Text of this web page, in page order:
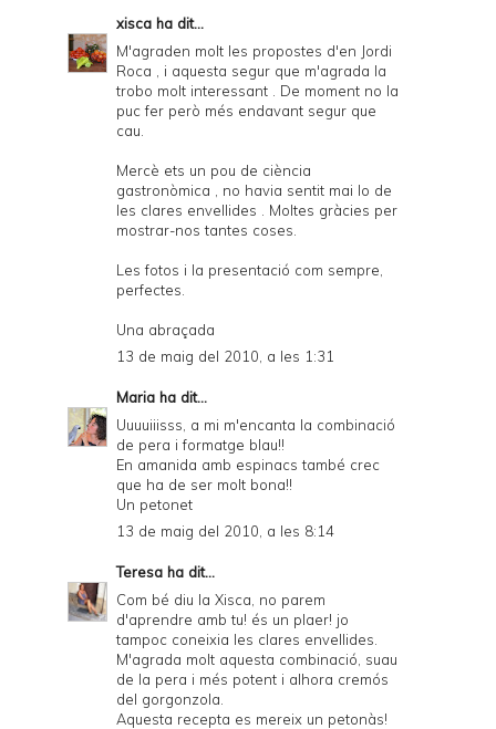
xisca ha dit...
M'agraden molt les propostes d'en Jordi
Roca , i aquesta segur que m'agrada la
trobo molt interessant . De moment no la
puc fer però més endavant segur que
cau.
Mercè ets un pou de ciència
gastronòmica , no havia sentit mai lo de
les clares envellides . Moltes gràcies per
mostrar-nos tantes coses.
Les fotos i la presentació com sempre,
perfectes.
Una abraçada
13 de maig del 2010, a les 1:31
Maria ha dit...
Uuuuiiisss, a mi m'encanta la combinació
de pera i formatge blau!!
En amanida amb espinacs també crec
que ha de ser molt bona!!
Un petonet
13 de maig del 2010, a les 8:14
Teresa ha dit...
Com bé diu la Xisca, no parem
d'aprendre amb tu! és un plaer! jo
tampoc coneixia les clares envellides.
M'agrada molt aquesta combinació, suau
de la pera i més potent i alhora cremós
del gorgonzola.
Aquesta recepta es mereix un petonàs!